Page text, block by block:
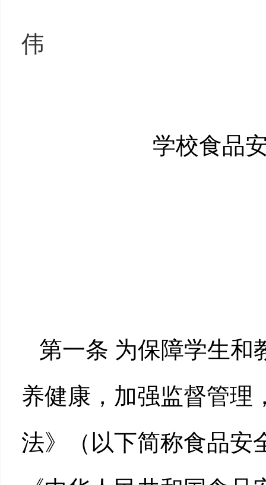
伟
学校食品
第一条 为保障学生和
养健康，加强监督管理
法》（以下简称食品安